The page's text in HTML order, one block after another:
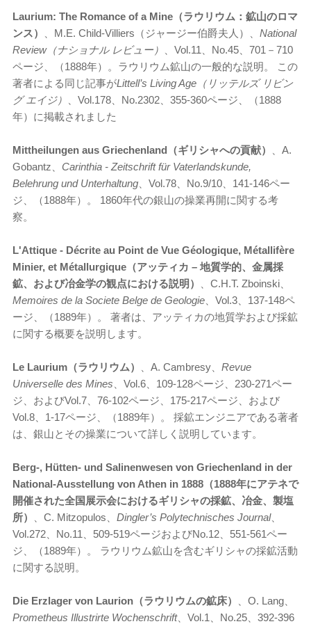
Laurium: The Romance of a Mine（ラウリウム：鉱山のロマ
ンス）
、M.E. Child-Villiers（ジャージー伯爵夫人）、 National
Review（ナショナル レビュー）
、Vol.11、No.45、701－710
ページ、（1888年）。ラウリウム鉱山の一般的な説明。 この
著者による同じ記事がLittell’s Living Age（リッテルズ リビン
グ エイジ）
、Vol.178、No.2302、355-360ページ、（1888
年）に掲載されました
Mittheilungen aus Griechenland（ギリシャへの貢献）
、A.
Gobantz、 Carinthia - Zeitschrift für Vaterlandskunde,
Belehrung und Unterhaltung 、Vol.78、No.9/10、141-146ペー
ジ、（1888年）。 1860年代の銀山の操業再開に関する考
察。
L'Attique - Décrite au Point de Vue Géologique, Métallifère
Minier, et Métallurgique（アッティカ – 地質学的、金属採
鉱、および冶金学の観点における説明）
、C.H.T. Zboinski、
Memoires de la Societe Belge de Geologie 、Vol.3、137-148ペ
ージ、（1889年）。 著者は、アッティカの地質学および採鉱
に関する概要を説明します。
Le Laurium（ラウリウム） 、A. Cambresy、 Revue
Universelle des Mines 、Vol.6、109-128ページ、230-271ペー
ジ、およびVol.7、76-102ページ、175-217ページ、および
Vol.8、1-17ページ、（1889年）。 採鉱エンジニアである著者
は、銀山とその操業について詳しく説明しています。
Berg-, Hütten- und Salinenwesen von Griechenland in der
National-Ausstellung von Athen in 1888（1888年にアテネで
開催された全国展示会におけるギリシャの採鉱、冶金、製塩
所）
、C. Mitzopulos、 Dingler’s Polytechnisches Journal、
Vol.272、No.11、509-519ページおよびNo.12、551-561ペー
ジ、（1889年）。 ラウリウム鉱山を含むギリシャの採鉱活動
に関する説明。
Die Erzlager von Laurion（ラウリウムの鉱床）
、O. Lang、
Prometheus Illustrirte Wochenschrift、Vol.1、No.25、392-396